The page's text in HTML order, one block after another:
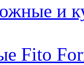
и
Fito